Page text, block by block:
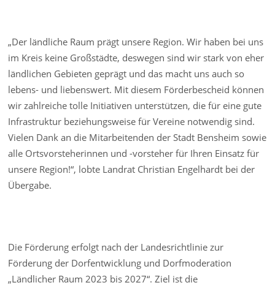
„Der ländliche Raum prägt unsere Region. Wir haben bei uns
im Kreis keine Großstädte, deswegen sind wir stark von eher
ländlichen Gebieten geprägt und das macht uns auch so
lebens- und liebenswert. Mit diesem Förderbescheid können
wir zahlreiche tolle Initiativen unterstützen, die für eine gute
Infrastruktur beziehungsweise für Vereine notwendig sind.
Vielen Dank an die Mitarbeitenden der Stadt Bensheim sowie
alle Ortsvorsteherinnen und -vorsteher für Ihren Einsatz für
unsere Region!“, lobte Landrat Christian Engelhardt bei der
Übergabe.
Die Förderung erfolgt nach der Landesrichtlinie zur
Förderung der Dorfentwicklung und Dorfmoderation
„Ländlicher Raum 2023 bis 2027“. Ziel ist die